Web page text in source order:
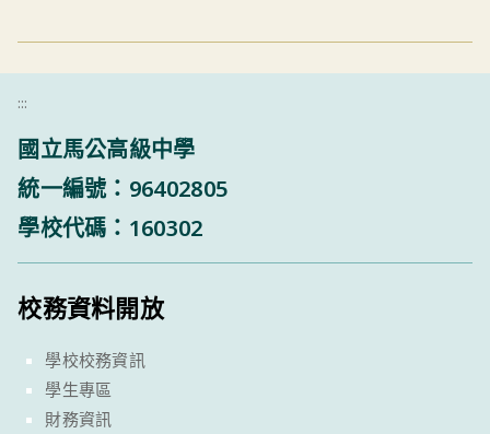
:::
國立馬公高級中學
統一編號：96402805
學校代碼：160302
校務資料開放
學校校務資訊
學生專區
財務資訊